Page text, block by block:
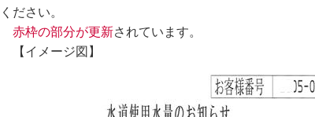
ください。
赤枠の部分が更新されています。
【イメージ図】